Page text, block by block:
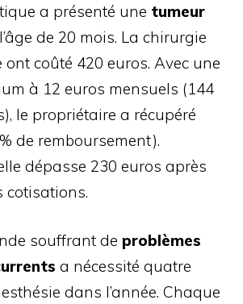
a présenté une tumeur
de 20 mois. La chirurgie
ont coûté 420 euros. Avec une
à 12 euros mensuels (144
le propriétaire a récupéré
de remboursement).
dépasse 230 euros après
cotisations.
souffrant de problèmes
a nécessité quatre
dans l’année. Chaque